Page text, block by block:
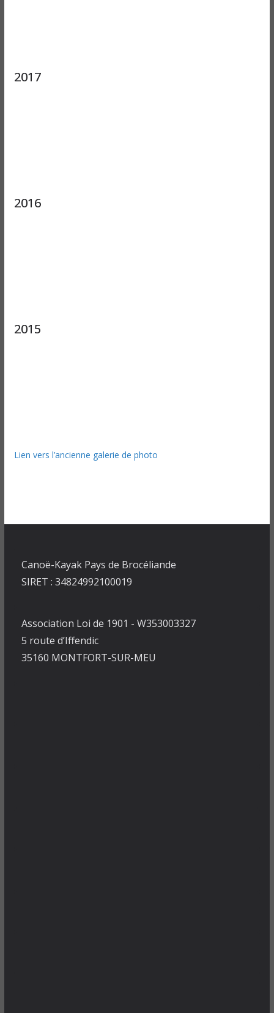
2017
2016
2015
Lien vers l’ancienne galerie de photo
Canoë-Kayak Pays de Brocéliande
SIRET : 34824992100019
Association Loi de 1901 - W353003327
5 route d’Iffendic
35160 MONTFORT-SUR-MEU